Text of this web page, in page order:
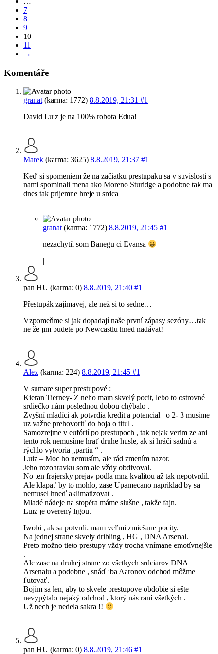
7
8
9
10
11
→
Komentáře
granat (karma: 1772) 8.8.2019, 21:31 #1
David Luiz je na 100% robota Edua!
|
Marek (karma: 3625) 8.8.2019, 21:37 #1
Keď si spomeniem že na začiatku prestupaku sa v suvislosti s
nami spominali mena ako Moreno Sturidge a podobne tak ma
dnes tak prijemne hreje u srdca
|
granat (karma: 1772) 8.8.2019, 21:45 #1
nezachytil som Banegu ci Evansa
|
pan HU (karma: 0) 8.8.2019, 21:40 #1
Přestupák zajímavej, ale než si to sedne…
Vzpomeňme si jak dopadají naše první zápasy sezóny…tak
ne že jim budete po Newcastlu hned nadávat!
|
Alex (karma: 224) 8.8.2019, 21:45 #1
V sumare super prestupové :
Kieran Tierney- Z neho mam skvelý pocit, lebo to ostrovné
srdiečko nám poslednou dobou chýbalo .
Zvyšní mladíci ak potvrdia kredit a potencial , o 2- 3 musime
uz važne prehovoriť do boja o titul .
Samozrejme v eufórií po prestupoch , tak nejak verim ze ani
tento rok nemusíme hrať druhe husle, ak si hráči sadnú a
rýchlo vytvoria „partiu “ .
Luiz – Moc ho nemusím, ale rád zmením nazor.
Jeho rozohravku som ale vždy obdivoval.
No ten frajersky prejav podla mna kvalitou až tak nepotvrdil.
Ale klapať by to mohlo, zase Upamecano napriklad by sa
nemusel hneď aklimatizovat .
Mladé nádeje na stopéra máme slušne , takže fajn.
Luiz je overený ligou.
Iwobi , ak sa potvrdi: mam veľmi zmiešane pocity.
Na jednej strane skvely dribling , HG , DNA Arsenal.
Preto možno tieto prestupy vždy trocha vnímane emotívnejšie
.
Ale zase na druhej strane zo všetkych srdciarov DNA
Arsenalu a podobne , snáď iba Aaronov odchod môžme
ľutovať.
Bojim sa len, aby to skvele prestupove obdobie si ešte
nevypýtalo nejaký odchod , ktorý nás raní všetkých .
Už nech je nedela sakra !!
|
pan HU (karma: 0) 8.8.2019, 21:46 #1